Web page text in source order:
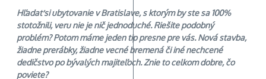
Hľadať si ubytovanie v Bratislave, s ktorým by ste sa 100%
stotožnili, veru nie je nič jednoduché. Riešite podobný
problém? Potom máme jeden tip presne pre vás. Nová stavba,
žiadne prerábky, žiadne vecné bremená či iné nechcené
dedičstvo po bývalých majiteľoch. Znie to celkom dobre, čo
poviete?